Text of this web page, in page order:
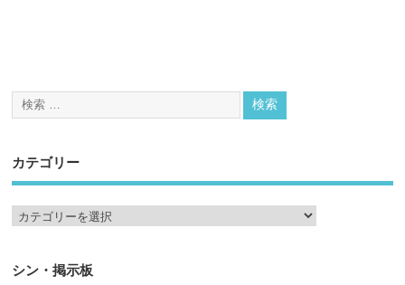
カテゴリー
シン・掲示板